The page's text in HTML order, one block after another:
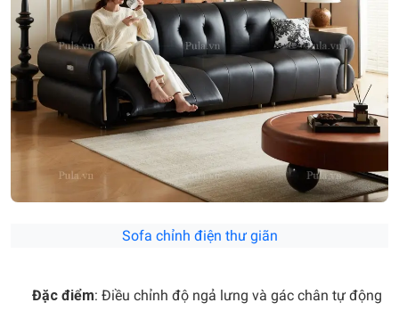
Sofa chỉnh điện thư giãn
Đặc điểm: Điều chỉnh độ ngả lưng và gác chân tự động